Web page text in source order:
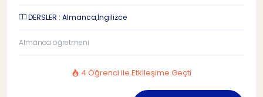
DERSLER : Almanca,İngilizce
Almanca öğretmeni
4 Öğrenci ile Etkileşime Geçti